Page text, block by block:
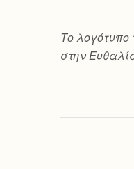
Το λογότυπο
στην